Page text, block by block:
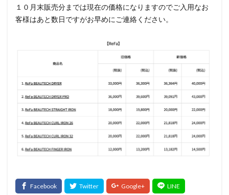
１０月末販売分までは現在の価格になりますのでご入用なお
客様はあと数日ですがお早めにご連絡ください。